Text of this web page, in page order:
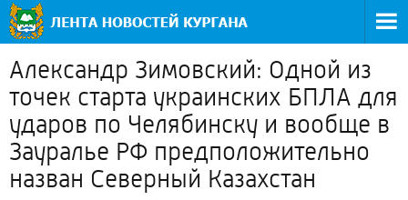
Александр Зимовский: Одной из
точек старта украинских БПЛА для
ударов по Челябинску и вообще в
Зауралье РФ предположительно
назван Северный Казахстан